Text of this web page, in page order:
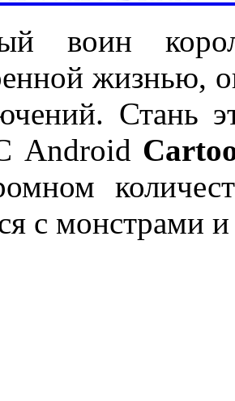
воин
жизнью,
Стань
Android
с монстрами